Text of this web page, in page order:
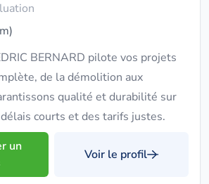
BERNARD pilote vos projets
de la démolition aux
qualité et durabilité sur
courts et des tarifs justes.
un
Voir le profil